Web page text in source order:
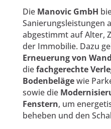
Die Manovic GmbH
Sanierungsleistungen
abgestimmt auf Alter,
der Immobilie. Dazu
Erneuerung von
diefachgerechte
Bodenbelägewie
sowie die
Fenstern, um
beheben und den